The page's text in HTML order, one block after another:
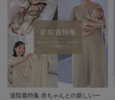
退院着特集 赤ちゃんとの新しい一